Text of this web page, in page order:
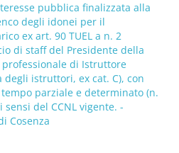
pubblica finalizzata alla
degli idonei per il
ex art. 90 TUEL a n. 2
di staff del Presidente della
di Istruttore
istruttori, ex cat. C), con
parziale e determinato (n.
del CCNL vigente. -
Cosenza